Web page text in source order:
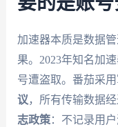
加速器本质是数据
果。2023年知名加
号遭盗取。番茄采
议 ，所有传输数据
志政策：不记录用